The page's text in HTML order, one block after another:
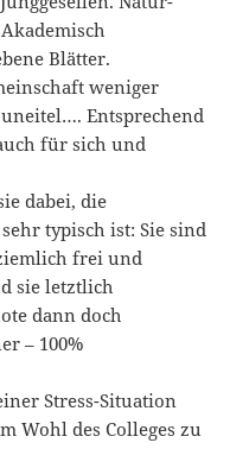
Blätter.
weniger
Entsprechend
für sich und
dabei, die
typisch ist: Sie sind
frei und
sie letztlich
dann doch
– 100%
Stress-Situation
Wohl des Colleges zu